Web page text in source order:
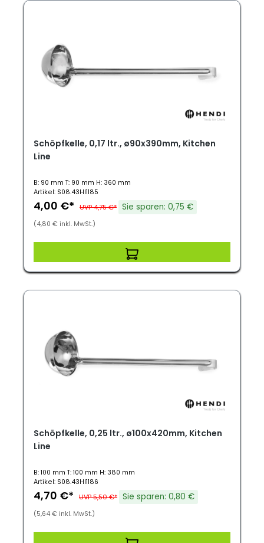
Schöpfkelle, 0,17 ltr., ø90x390mm, Kitchen
Line
B: 90 mm T: 90 mm H: 360 mm
Artikel: S08.43HI1185
4,00 €* UVP 4,75 €* Sie sparen: 0,75 €
(4,80 € inkl. MwSt.)
Schöpfkelle, 0,25 ltr., ø100x420mm, Kitchen
Line
B: 100 mm T: 100 mm H: 380 mm
Artikel: S08.43HI1186
4,70 €* UVP 5,50 €* Sie sparen: 0,80 €
(5,64 € inkl. MwSt.)